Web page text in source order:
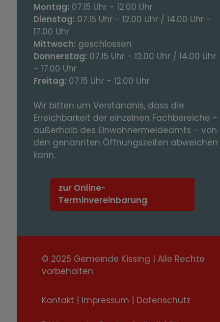
Montag: 07.15 Uhr - 12.00 Uhr
Dienstag: 07.15 Uhr - 12.00 Uhr / 14.00 Uhr -
17.00 Uhr
Mittwoch: geschlossen
Donnerstag: 07.15 Uhr - 12.00 Uhr / 14.00 Uhr
- 17.00 Uhr
Freitag: 07.15 Uhr - 12.00 Uhr
Wir bitten um Verständnis, dass die
Erreichbarkeit der einzelnen Fachbereiche -
außerhalb des Einwohnermeldeamts – von
den genannten Öffnungszeiten abweichen
kann.
zur Online-
Terminvereinbarung
© 2025 Gemeinde Kissing | Alle Rechte
vorbehalten
Kontakt | Impressum | Datenschutz